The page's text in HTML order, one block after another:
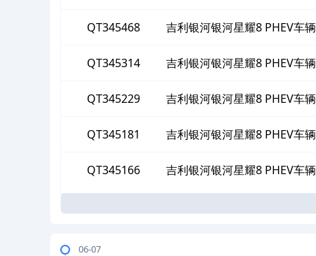
绝提供
QT345468 吉利银河银河星耀8 PHEV车
绝提供
QT345314 吉利银河银河星耀8 PHEV车
绝提供
QT345229 吉利银河银河星耀8 PHEV车
绝提
QT345181 吉利银河银河星耀8 PHEV车
绝提
QT345166 吉利银河银河星耀8 PHEV车
绝提
06-07